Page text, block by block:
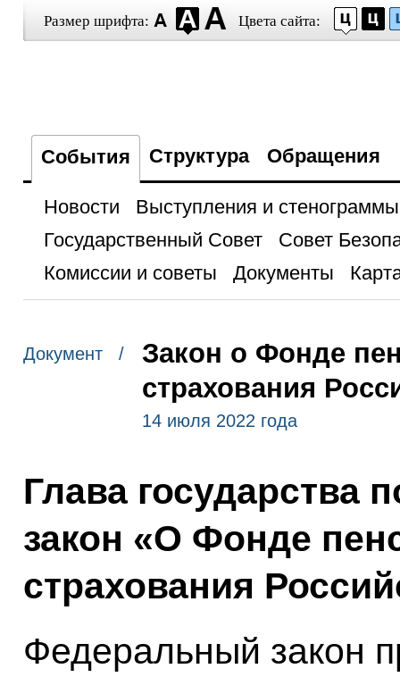
Размер шрифта: Цвета сайта:
События Структура Обращения
Новости
Выступления и стенограммы
Государственный Совет
Совет
Комиссии и советы
Документы
Документ /
Закон о Фонде
страхования
14 июля 2022 года
Глава государства
закон «О Фонде
страхования
Федеральный закон